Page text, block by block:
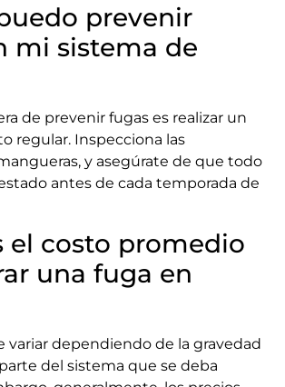
prevenir
mi sistema de
de prevenir fugas es realizar un
regular. Inspecciona las
y asegúrate de que todo
antes de cada temporada de
el costo promedio
una fuga en
variar dependiendo de la gravedad
del sistema que se deba